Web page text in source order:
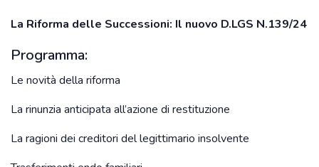
La Riforma delle Successioni: Il nuovo D.LGS N.139/24
Programma:
Le novità della riforma
La rinunzia anticipata all’azione di restituzione
La ragioni dei creditori del legittimario insolvente